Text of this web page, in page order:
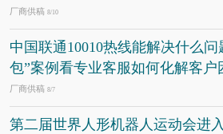
厂商供稿 8/10
中国联通10010热线能解决什么
包”案例看专业客服如何化解客户
厂商供稿 8/7
第二届世界人形机器人运动会进